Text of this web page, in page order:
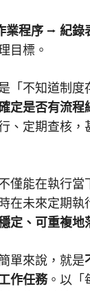
業程序 ⭢ 紀錄
目標。
「不知道制度
定是否有流程
、定期查核
僅能在執行
在未來定期
定、可重複地
單來說，就是
作任務。以「